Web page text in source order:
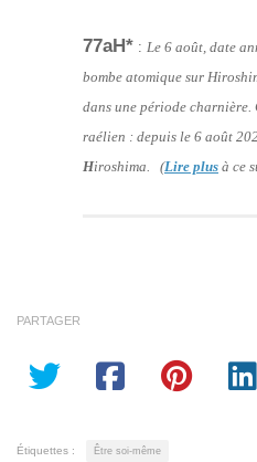
77aH* : Le 6 août, date
bombe atomique sur
dans une période charnière.
raélien : depuis le 6 août
Hiroshima. (Lire plus à ce
PARTAGER
Étiquettes : Être soi-même